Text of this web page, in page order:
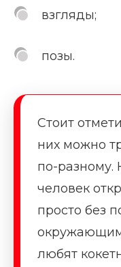
взгляды;
позы.
Стоит
них можно
по-разному.
человек
просто без
любят